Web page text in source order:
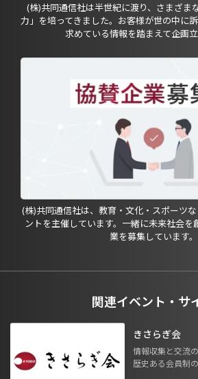
(株)共同通信社は半世紀に渡り、さまざま
力」を培ってきました。お客様が世の中に
求めている情報を踏まえて企画立
(株)共同通信社は、教育・文化・スポーツ
ントを主催しています。一緒に未来社会
業を募集しています。
関連イベント・サ
きさらぎ会
情報収集と交流
歴史ある会員制